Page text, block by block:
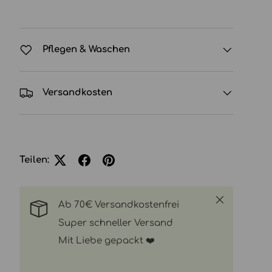
laden
Galerieansicht laden
Bild 10 in Galerieansicht laden
Bild 11 in Galerieansicht laden
Pflegen & Waschen
Versandkosten
Teilen:
Ab 70€ Versandkostenfrei
Super schneller Versand
Mit Liebe gepackt ❤️
Schließen